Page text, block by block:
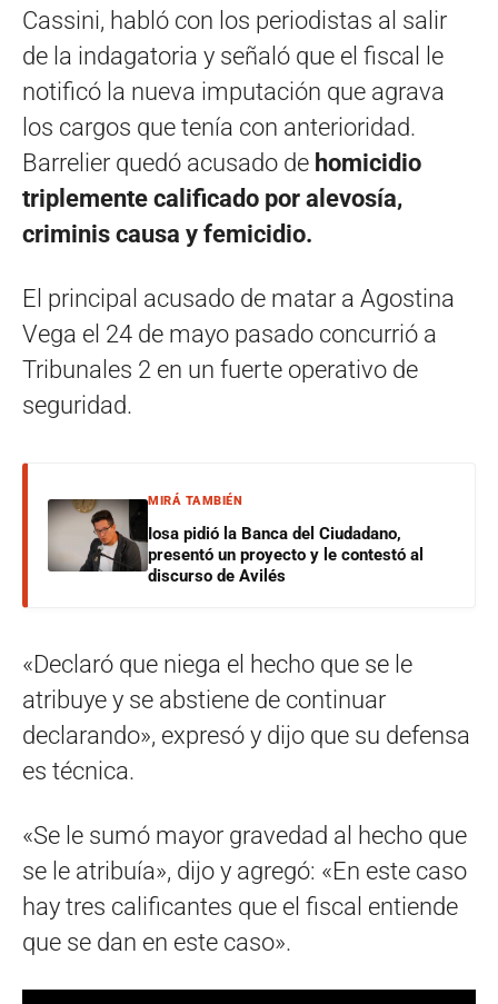
Cassini, habló con los periodistas al salir
de la indagatoria y señaló que el fiscal le
notificó la nueva imputación que agrava
los cargos que tenía con anterioridad.
Barrelier quedó acusado de homicidio
triplemente calificado por alevosía,
criminis causa y femicidio.
El principal acusado de matar a Agostina
Vega el 24 de mayo pasado concurrió a
Tribunales 2 en un fuerte operativo de
seguridad.
MIRÁ TAMBIÉN
Iosa pidió la Banca del Ciudadano,
presentó un proyecto y le contestó al
discurso de Avilés
«Declaró que niega el hecho que se le
atribuye y se abstiene de continuar
declarando», expresó y dijo que su defensa
es técnica.
«Se le sumó mayor gravedad al hecho que
se le atribuía», dijo y agregó: «En este caso
hay tres calificantes que el fiscal entiende
que se dan en este caso».